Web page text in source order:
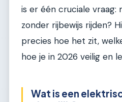
is er één cruciale vraag:
zonder rijbewijs rijden?
precies hoe het zit,
hoe je in 2026 veilig en
Wat is een